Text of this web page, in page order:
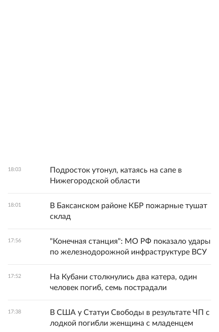
18:03
Подросток утонул, катаясь на сапе в
Нижегородской области
18:01
В Баксанском районе КБР пожарные тушат
склад
17:56
"Конечная станция": МО РФ показало удары
по железнодорожной инфраструктуре ВСУ
17:52
На Кубани столкнулись два катера, один
человек погиб, семь пострадали
17:38
В США у Статуи Свободы в результате ЧП с
лодкой погибли женщина с младенцем